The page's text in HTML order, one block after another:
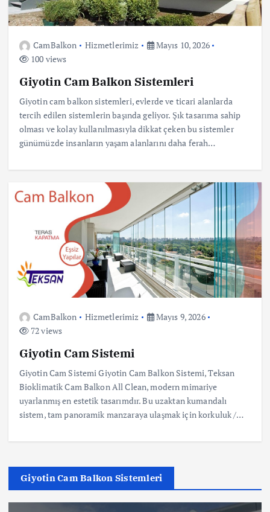
CamBalkon Hizmetlerimiz
Mayıs 10, 2026
100 views
Giyotin Cam Balkon Sistemleri
Giyotin cam balkon sistemleri, evlerde ve ticari alanlarda
tercih edilen sistemlerin başında geliyor. Şık tasarıma sahip
olması ve kolay kullanılmasıyla dikkat çeken bu sistemler
günümüzde insanların yaşam alanlarını daha ferah…
CamBalkon Hizmetlerimiz
Mayıs 9, 2026
72 views
Giyotin Cam Sistemi
Giyotin Cam Sistemi Giyotin Cam Balkon Sistemi, Teksan
Bioklimatik Cam Balkon All Clean, modern mimariye
uyarlanmış en estetik tasarımdır. Bu uzaktan kumandalı
sistem, tam panoramik manzaraya ulaşmak için korkuluk /…
Giyotin Cam Balkon Sistemleri